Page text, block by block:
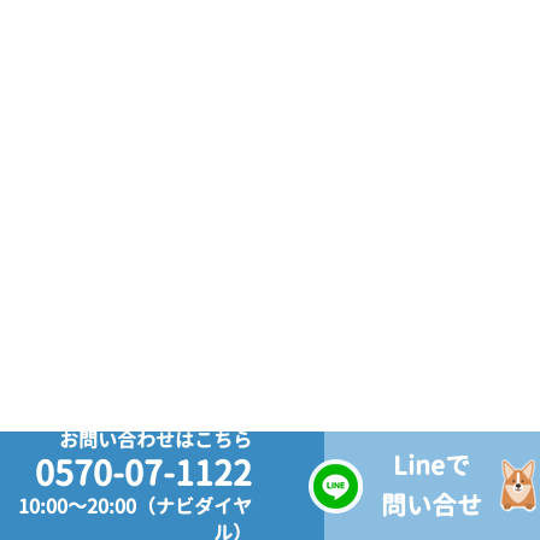
お問い合わせはこちら
0570-07-1122
10:00～20:00（ナビダイヤ
ル）
Lineで
問い合せ